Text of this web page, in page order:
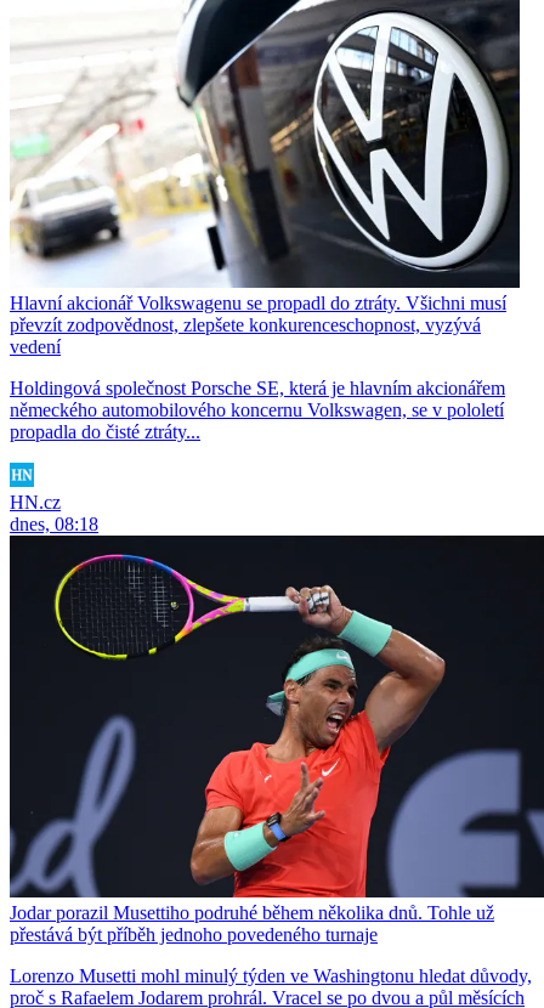
Hlavní akcionář Volkswagenu se propadl do ztráty. Všichni musí
převzít zodpovědnost, zlepšete konkurenceschopnost, vyzývá
vedení
Holdingová společnost Porsche SE, která je hlavním akcionářem
německého automobilového koncernu Volkswagen, se v pololetí
propadla do čisté ztráty...
HN.cz
dnes, 08:18
Jodar porazil Musettiho podruhé během několika dnů. Tohle už
přestává být příběh jednoho povedeného turnaje
Lorenzo Musetti mohl minulý týden ve Washingtonu hledat důvody,
proč s Rafaelem Jodarem prohrál. Vracel se po dvou a půl měsících